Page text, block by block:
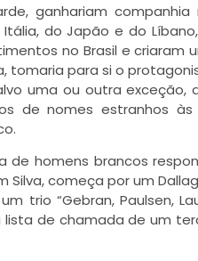
ganhariam
do Japão e do
no Brasil e criaram
tomaria para si o
uma ou outra exceção,
de nomes estranhos
de homens brancos
Silva, começa por um
trio “Gebran, Paulsen,
de chamada de um